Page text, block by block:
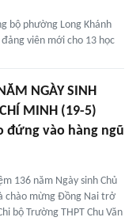
bộ phường Long Khánh
viên mới cho 13 học
NGÀY SINH
MINH (19-5)
đứng vào hàng ngũ
136 năm Ngày sinh Chủ
chào mừng Đồng Nai trở
bộ Trường THPT Chu Văn